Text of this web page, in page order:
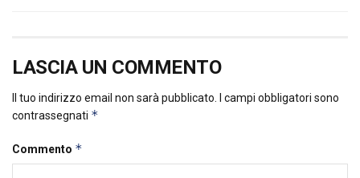
LASCIA UN COMMENTO
Il tuo indirizzo email non sarà pubblicato.
I campi obbligatori sono
contrassegnati *
Commento *